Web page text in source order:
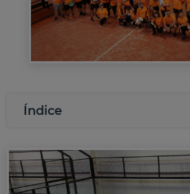
Índice